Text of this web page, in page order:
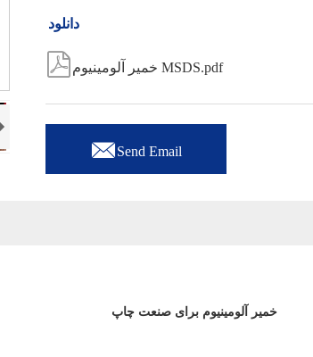
دانلود
 خمیر آلومینیوم MSDS.pdf
Send Email